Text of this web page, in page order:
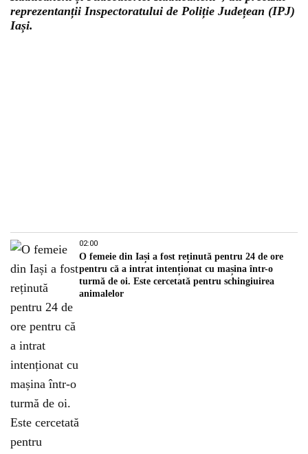
reprezentanții Inspectoratului de Poliție Județean (IPJ)
Iași.
02:00
O femeie din Iași a fost reținută pentru 24 de ore
pentru că a intrat intenționat cu mașina într-o
turmă de oi. Este cercetată pentru schingiuirea
animalelor